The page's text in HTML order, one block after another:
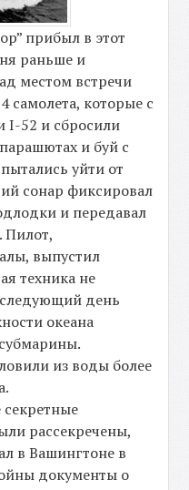
прибыл в этот
раньше и
местом встречи
самолета, которые с
I-52 и сбросили
и буй с
уйти от
сонар фиксировал
и передавал
Пилот,
выпустил
техника не
день
океана
из воды более
рассекречены,
в Вашингтоне в
документы о